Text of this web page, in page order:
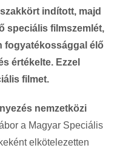
indított, majd
speciális filmszemlét,
fogyatékossággal élő
értékelte. Ezzel
filmet.
nemzetközi
a Magyar Speciális
elkötelezetten